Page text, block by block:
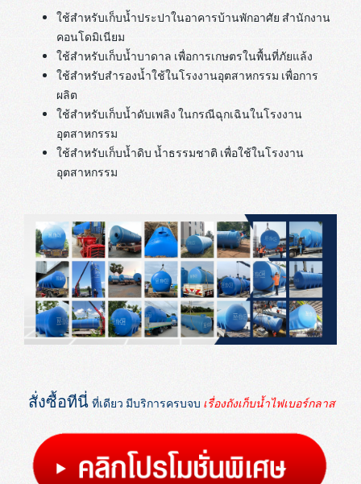
ใช้สำหรับเก็บน้ำประปาในอาคารบ้านพักอาศัย สำนักงาน
คอนโดมิเนียม
ใช้สำหรับเก็บน้ำบาดาล เพื่อการเกษตรในพื้นที่ภัยแล้ง
ใช้สำหรับสำรองน้ำใช้ในโรงงานอุตสาหกรรม เพื่อการ
ผลิต
ใช้สำหรับเก็บน้ำดับเพลิง ในกรณีฉุกเฉินในโรงงาน
อุตสาหกรรม
ใช้สำหรับเก็บน้ำดิบ น้ำธรรมชาติ เพื่อใช้ในโรงงาน
อุตสาหกรรม
สั่งซื้อทีนี่ ที่เดียว มีบริการครบจบ เรื่องถังเก็บน้ำไฟเบอร์กลาส